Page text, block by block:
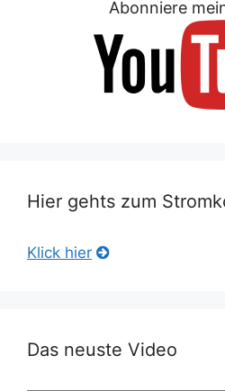
Abonniere
Hier gehts zum
Klick hier
Das neuste Video